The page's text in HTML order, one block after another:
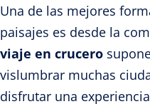
Una de las mejores
paisajes es desde la
viaje en crucero
vislumbrar muchas
disfrutar una